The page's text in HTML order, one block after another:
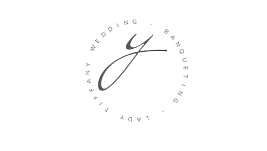
W
E
D
D
N G -
B
A
N
Q
U
T
N
G
-
L
A
D
Y
T
I
A